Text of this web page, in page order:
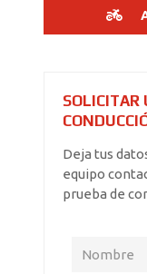
SOLICITAR
Deja tus
equipo
prueba de